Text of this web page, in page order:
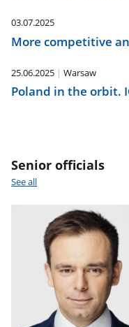
03.07.2025
More competitive
25.06.2025 Warsaw
Poland in the orbit.
Senior officials
See all